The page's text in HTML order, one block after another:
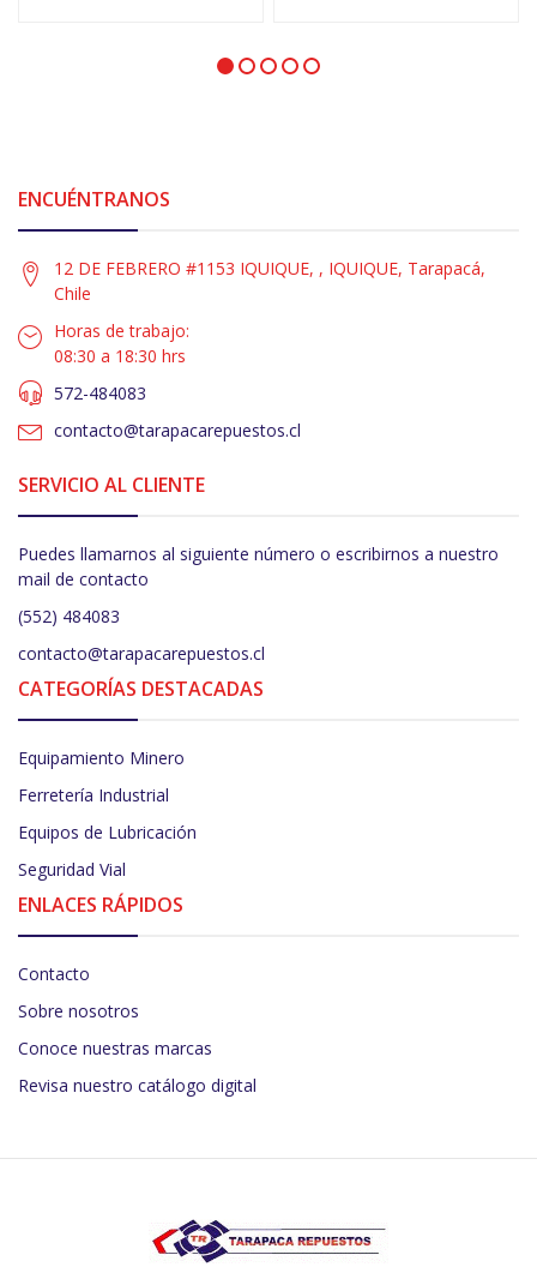
ENCUÉNTRANOS
12 DE FEBRERO #1153 IQUIQUE, , IQUIQUE, Tarapacá,
Chile
Horas de trabajo:
08:30 a 18:30 hrs
572-484083
contacto@tarapacarepuestos.cl
SERVICIO AL CLIENTE
Puedes llamarnos al siguiente número o escribirnos a nuestro
mail de contacto
(552) 484083
contacto@tarapacarepuestos.cl
CATEGORÍAS DESTACADAS
Equipamiento Minero
Ferretería Industrial
Equipos de Lubricación
Seguridad Vial
ENLACES RÁPIDOS
Contacto
Sobre nosotros
Conoce nuestras marcas
Revisa nuestro catálogo digital